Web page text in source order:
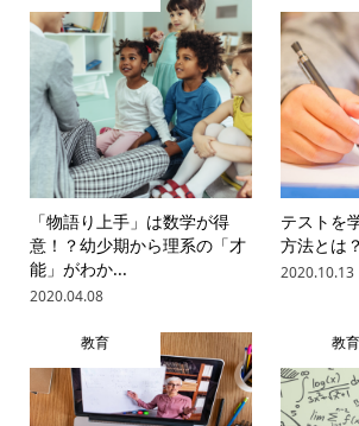
「物語り上手」は数学が得
意！？幼少期から理系の「才
能」がわか...
2020.04.08
テストを
方法とは？
2020.10.13
教育 教育